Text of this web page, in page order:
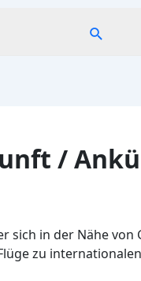
Suche
/
sich in der Nähe
zu